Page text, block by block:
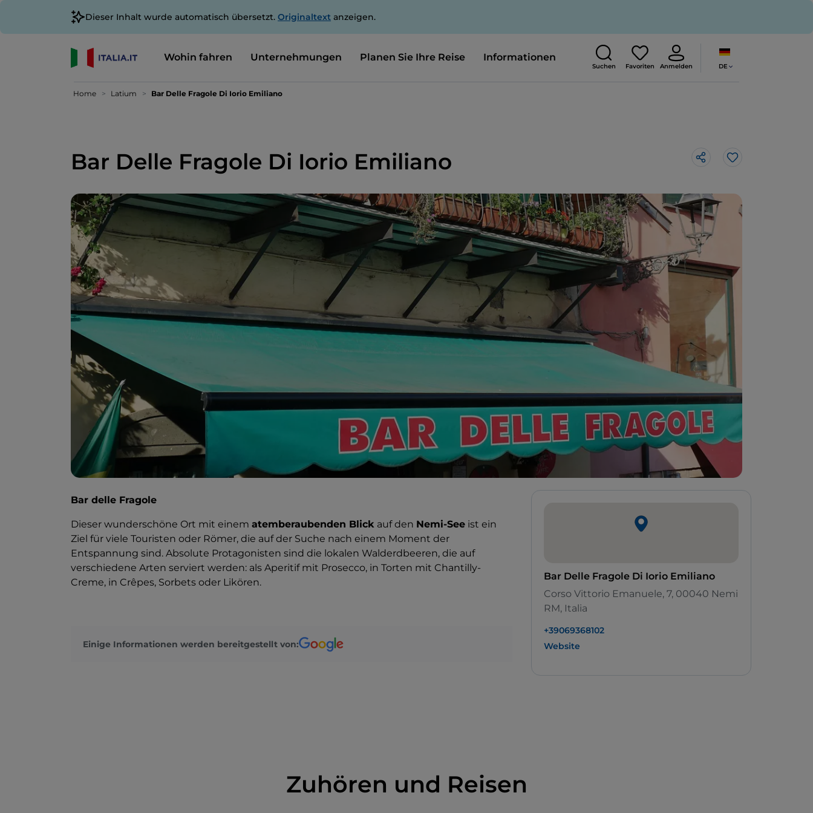
Dieser Inhalt wurde automatisch übersetzt. Originaltext anzeigen.
Wohin fahren Unternehmungen Planen Sie Ihre Reise Informationen
Suchen Favoriten Anmelden DE
Home Latium Bar Delle Fragole Di Iorio Emiliano
Bar Delle Fragole Di Iorio Emiliano Like
Bar delle Fragole
Dieser wunderschöne Ort mit einem atemberaubenden Blick auf den Nemi-See ist ein
Ziel für viele Touristen oder Römer, die auf der Suche nach einem Moment der
Entspannung sind. Absolute Protagonisten sind die lokalen Walderdbeeren, die auf
verschiedene Arten serviert werden: als Aperitif mit Prosecco, in Torten mit Chantilly-
Creme, in Crêpes, Sorbets oder Likören.
Einige Informationen werden bereitgestellt von:
Bar Delle Fragole Di Iorio Emiliano
Corso Vittorio Emanuele, 7, 00040 Nemi
RM, Italia
+39069368102
Website
Zuhören und Reisen